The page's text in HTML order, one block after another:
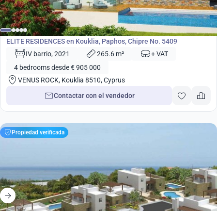
desde€905 000
Desarrollo
ELITE RESIDENCES en Kouklia, Paphos, Chipre No. 5409
IV barrio, 2021
265.6 m²
+ VAT
4 bedrooms desde € 905 000
VENUS ROCK, Kouklia 8510, Cyprus
Contactar con el vendedor
Propiedad verificada